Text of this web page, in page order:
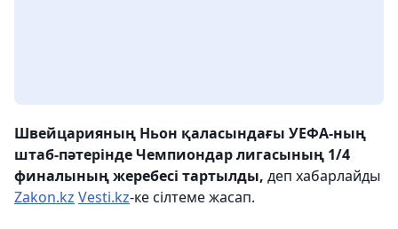
Швейцарияның Ньон қаласындағы УЕФА-ның
штаб-пәтерінде Чемпиондар лигасының 1/4
финалының жеребесі тартылды, деп хабарлайды
Zakon.kz Vesti.kz-ке сілтеме жасап.